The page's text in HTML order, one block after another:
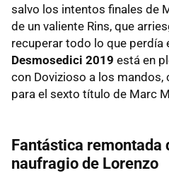
salvo los intentos finales de
de un valiente Rins, que
recuperar todo lo que perdía
Desmosedici 2019 está en
con Dovizioso a los mandos,
para el sexto título de Marc
Fantástica remontada
naufragio de Lorenzo